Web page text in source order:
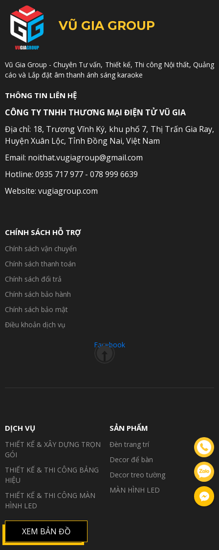
VŨ GIA GROUP
Vũ Gia Group - Chuyên Tư vấn, Thiết kế, Thi công Nội thất, Quảng
cáo và Lắp đặt âm thanh ánh sáng karaoke
THÔNG TIN LIÊN HỆ
CÔNG TY TNHH THƯƠNG MẠI ĐIỆN TỬ VŨ GIA
Địa chỉ: 18, Trương Vĩnh Ký, khu phố 7, Thị Trấn Gia Ray,
Huyện Xuân Lộc, Tỉnh Đồng Nai, Việt Nam
Email: noithat.vugiagroup@gmail.com
Hotline: 0935 717 977 - 078 999 6639
Website: vugiagroup.com
CHÍNH SÁCH HỖ TRỢ
Chính sách vận chuyển
Chính sách thanh toán
Chính sách đổi trả
Chính sách bảo hành
Chính sách bảo mật
Điều khoản dịch vụ
Facebook
XEM BẢN ĐỒ
DỊCH VỤ
THIẾT KẾ & XÂY DỰNG TRỌN
GÓI
THIẾT KẾ & THI CÔNG BẢNG
HIỆU
THIẾT KẾ & THI CÔNG MÀN
HÌNH LED
SẢN PHẨM
Đèn trang trí
Decor để bàn
Decor treo tường
MÀN HÌNH LED
Facebook